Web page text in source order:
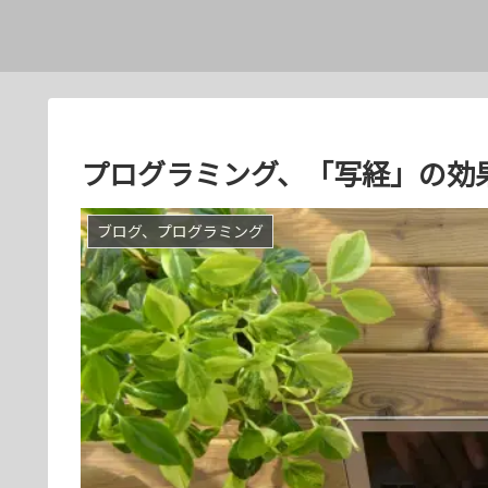
プログラミング、「写経」の効
ブログ、プログラミング